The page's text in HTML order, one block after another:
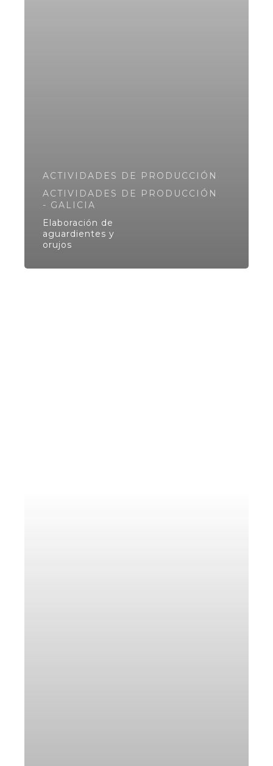
ACTIVIDADES DE PRODUCCIÓN
ACTIVIDADES DE PRODUCCIÓN
- GALICIA
Elaboración de
aguardientes y
orujos